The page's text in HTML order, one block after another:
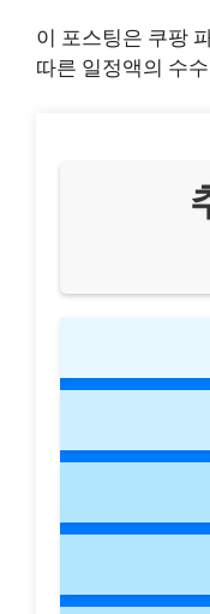
이 포스팅은 쿠팡
따른 일정액의 수